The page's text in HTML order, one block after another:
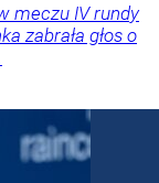
meczu IV rundy
zabrała głos o